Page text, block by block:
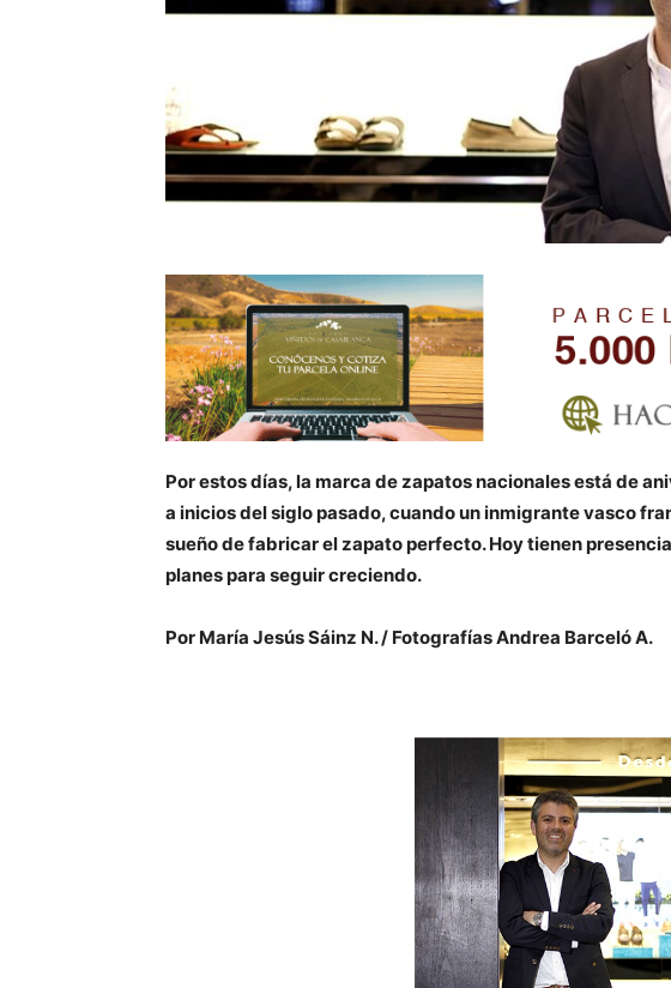
Por estos días, la marca de zapatos nacionales está de
a inicios del siglo pasado, cuando un inmigrante vasco
sueño de fabricar el zapato perfecto. Hoy tienen
planes para seguir creciendo.
Por María Jesús Sáinz N. / Fotografías Andrea Barceló A.